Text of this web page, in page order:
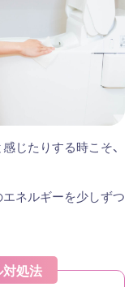
じたりする時こそ、
ネルギーを少しずつ
処法